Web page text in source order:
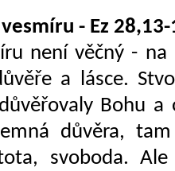
- Ez
není věčný -
a lásce.
Bohu
důvěra,
svoboda.